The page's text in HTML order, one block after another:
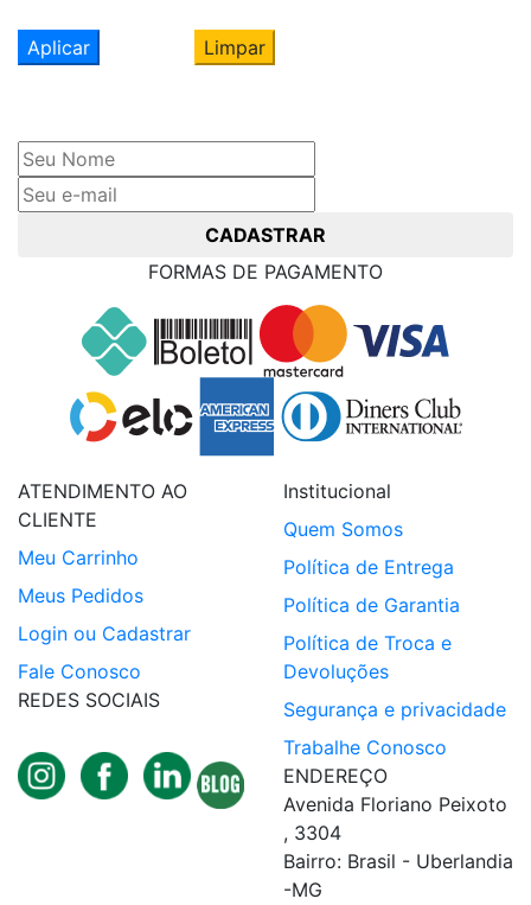
Aplicar Limpar
CADASTRAR
FORMAS DE PAGAMENTO
ATENDIMENTO AO
CLIENTE
Meu Carrinho
Meus Pedidos
Login ou Cadastrar
Fale Conosco
REDES SOCIAIS
Institucional
Quem Somos
Política de Entrega
Política de Garantia
Política de Troca e
Devoluções
Segurança e privacidade
Trabalhe Conosco
ENDEREÇO
Avenida Floriano Peixoto
, 3304
Bairro: Brasil - Uberlandia
-MG